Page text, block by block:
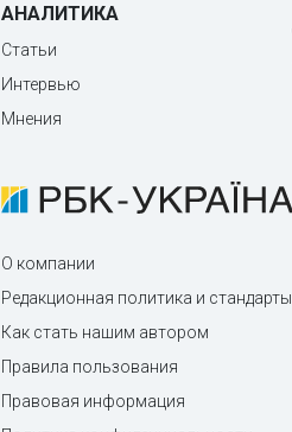
АНАЛИТИКА
Статьи
Интервью
Мнения
О компании
Редакционная политика и стандарты
Как стать нашим автором
Правила пользования
Правовая информация